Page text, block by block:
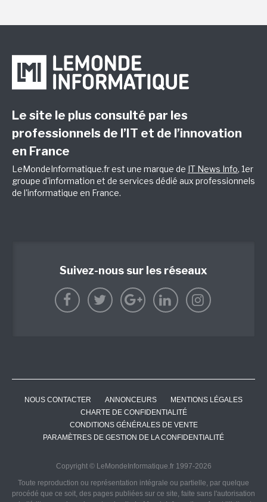
Le site le plus consulté par les
professionnels de l’IT et de l’innovation
en France
LeMondeInformatique.fr est une marque de IT News Info, 1er
groupe d'information et de services dédié aux professionnels
de l'informatique en France.
Suivez-nous sur les réseaux
NOUS CONTACTER ANNONCEURS
MENTIONS LÉGALES
CHARTE DE CONFIDENTIALITÉ
CONDITIONS GÉNÉRALES DE VENTE
PARAMÈTRES DE GESTION DE LA CONFIDENTIALITÉ
Copyright © LeMondeInformatique.fr 1997-2026
Toute reproduction ou représentation intégrale ou partielle, par quelque
procédé que ce soit, des pages publiées sur ce site, faite sans l'autorisation